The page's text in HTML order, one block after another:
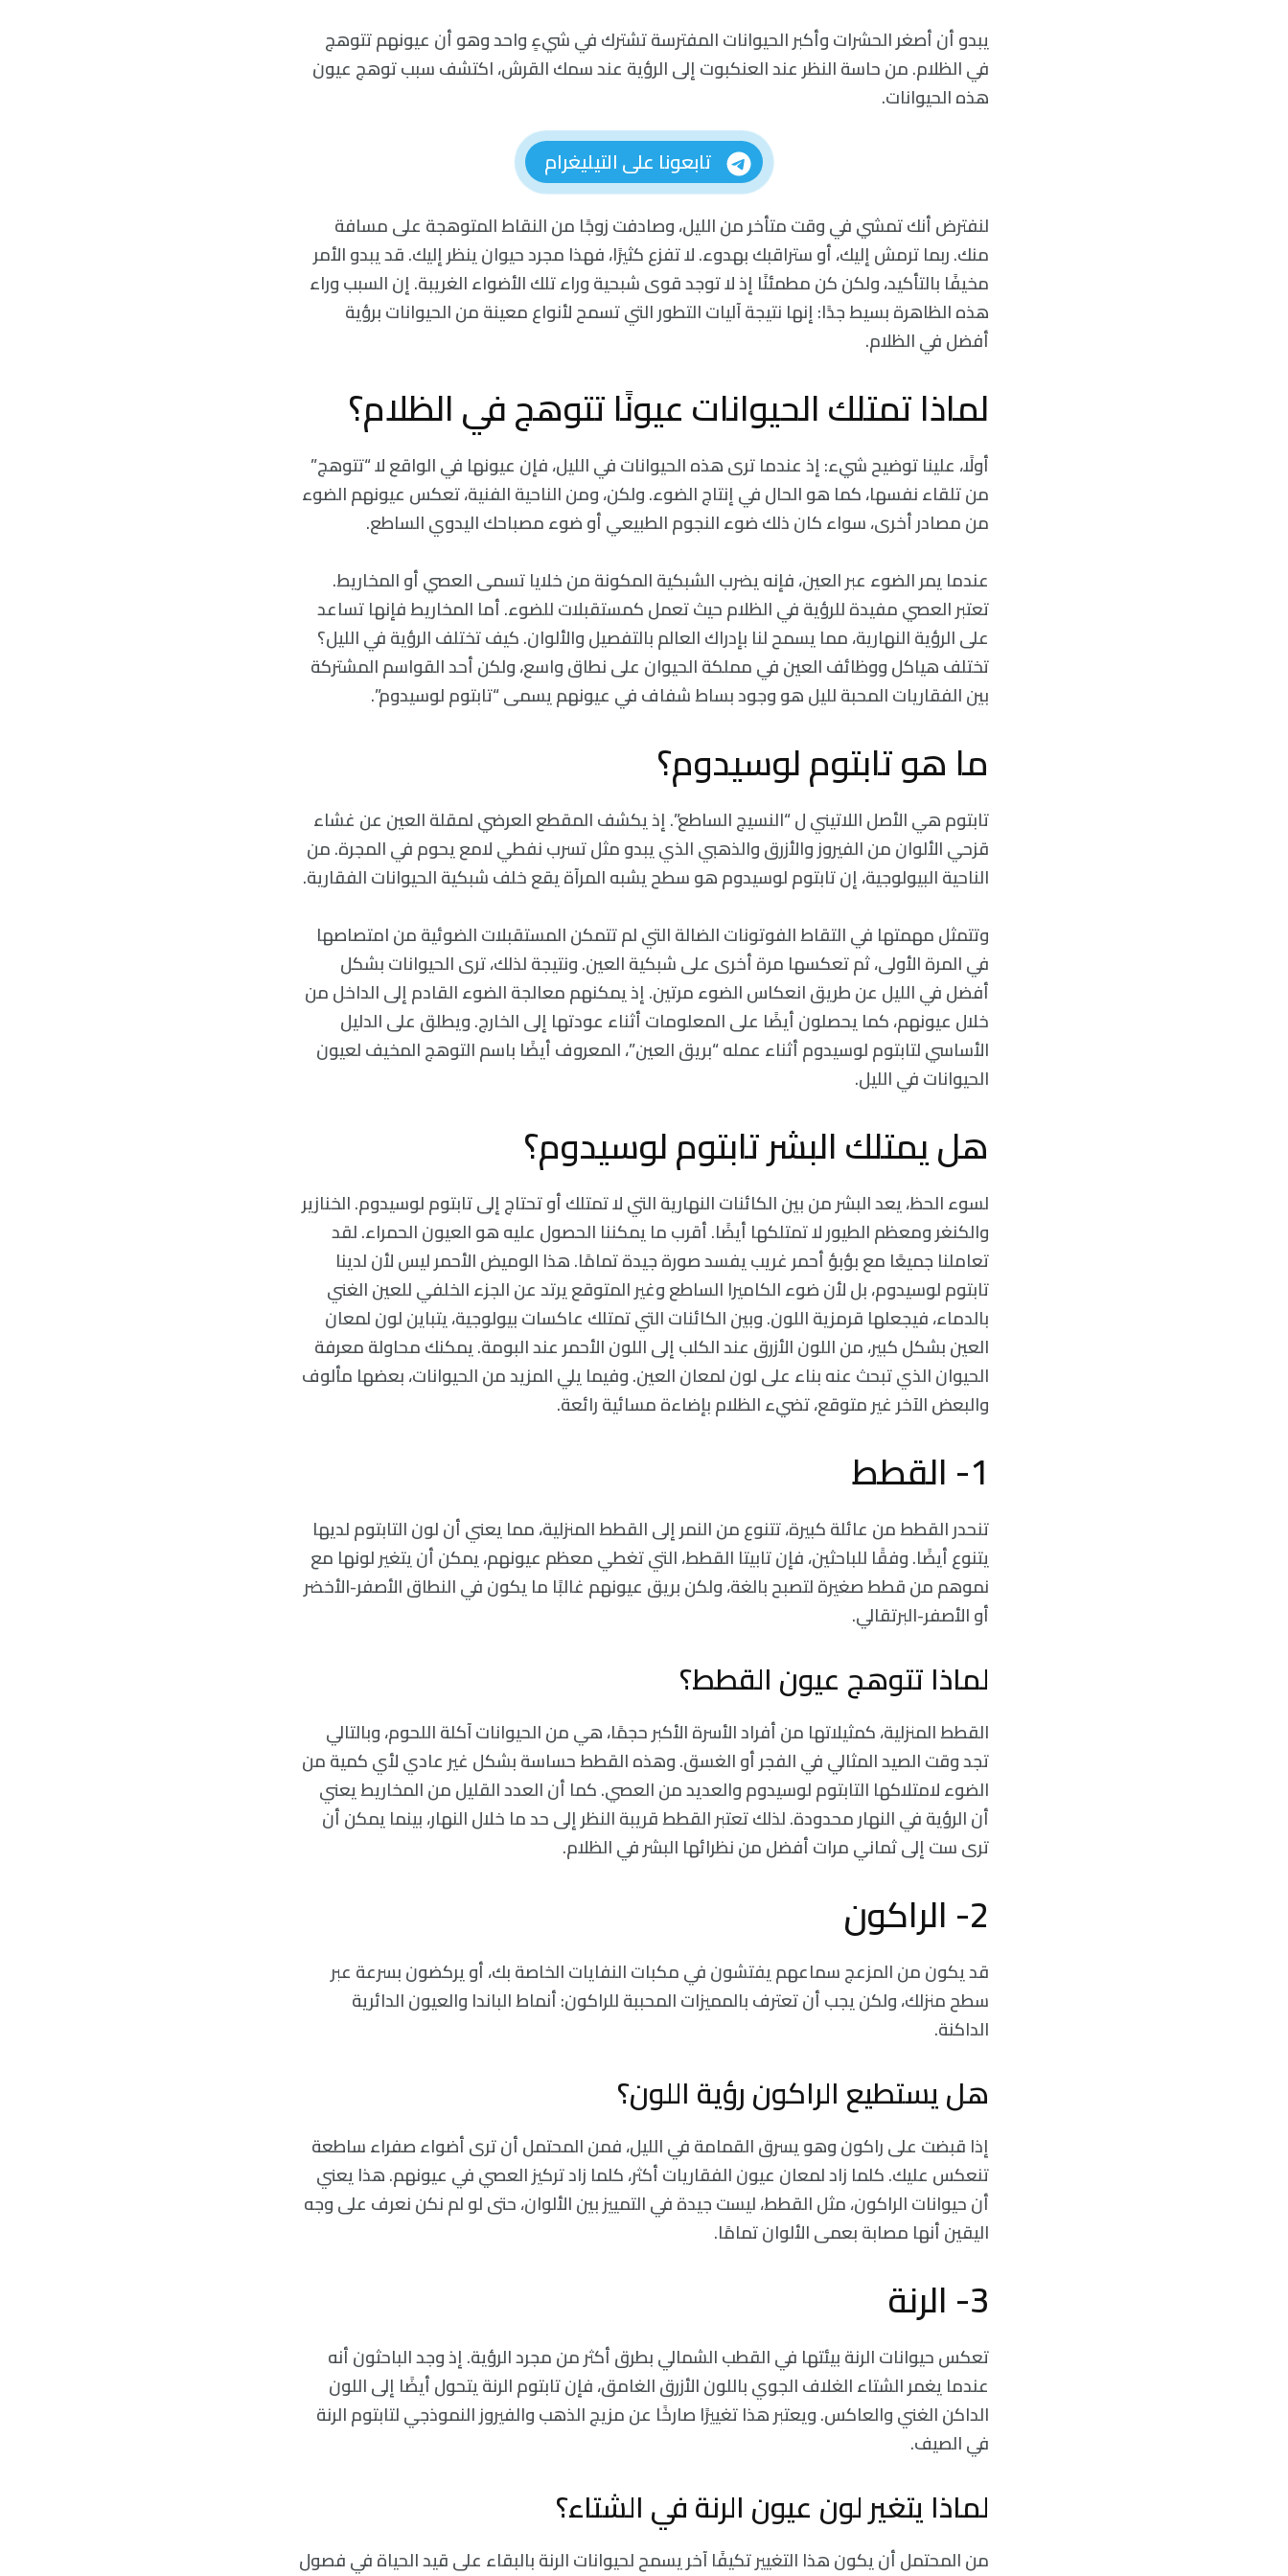
يبدو أن أصغر الحشرات وأكبر الحيوانات المفترسة تشترك في شيءٍ واحد وهو أن عيونهم تتوهج
في الظلام. من حاسة النظر عند العنكبوت إلى الرؤية عند سمك القرش، اكتشف سبب توهج عيون
هذه الحيوانات.
تابعونا على التيليغرام
لنفترض أنك تمشي في وقت متأخر من الليل، وصادفت زوجًا من النقاط المتوهجة على مسافة
منك. ربما ترمش إليك، أو ستراقبك بهدوء. لا تفزع كثيرًا، فهذا مجرد حيوان ينظر إليك. قد يبدو الأمر
مخيفًا بالتأكيد، ولكن كن مطمئنًا إذ لا توجد قوى شبحية وراء تلك الأضواء الغريبة. إن السبب وراء
هذه الظاهرة بسيط جدًا: إنها نتيجة آليات التطور التي تسمح لأنواع معينة من الحيوانات برؤية
أفضل في الظلام.
لماذا تمتلك الحيوانات عيونًا تتوهج في الظلام؟
أولًا، علينا توضيح شيء: إذ عندما ترى هذه الحيوانات في الليل، فإن عيونها في الواقع لا “تتوهج”
من تلقاء نفسها، كما هو الحال في إنتاج الضوء. ولكن، ومن الناحية الفنية، تعكس عيونهم الضوء
من مصادر أخرى، سواء كان ذلك ضوء النجوم الطبيعي أو ضوء مصباحك اليدوي الساطع.
عندما يمر الضوء عبر العين، فإنه يضرب الشبكية المكونة من خلايا تسمى العصي أو المخاريط.
تعتبر العصي مفيدة للرؤية في الظلام حيث تعمل كمستقبلات للضوء. أما المخاريط فإنها تساعد
على الرؤية النهارية، مما يسمح لنا بإدراك العالم بالتفصيل والألوان. كيف تختلف الرؤية في الليل؟
تختلف هياكل ووظائف العين في مملكة الحيوان على نطاق واسع، ولكن أحد القواسم المشتركة
بين الفقاريات المحبة لليل هو وجود بساط شفاف في عيونهم يسمى “تابتوم لوسيدوم”.
ما هو تابتوم لوسيدوم؟
تابتوم هي الأصل اللاتيني ل “النسيج الساطع”. إذ يكشف المقطع العرضي لمقلة العين عن غشاء
قزحي الألوان من الفيروز والأزرق والذهبي الذي يبدو مثل تسرب نفطي لامع يحوم في المجرة. من
الناحية البيولوجية، إن تابتوم لوسيدوم هو سطح يشبه المرآة يقع خلف شبكية الحيوانات الفقارية.
وتتمثل مهمتها في التقاط الفوتونات الضالة التي لم تتمكن المستقبلات الضوئية من امتصاصها
في المرة الأولى، ثم تعكسها مرة أخرى على شبكية العين. ونتيجة لذلك، ترى الحيوانات بشكل
أفضل في الليل عن طريق انعكاس الضوء مرتين. إذ يمكنهم معالجة الضوء القادم إلى الداخل من
خلال عيونهم، كما يحصلون أيضًا على المعلومات أثناء عودتها إلى الخارج. ويطلق على الدليل
الأساسي لتابتوم لوسيدوم أثناء عمله “بريق العين”، المعروف أيضًا باسم التوهج المخيف لعيون
الحيوانات في الليل.
هل يمتلك البشر تابتوم لوسيدوم؟
لسوء الحظ، يعد البشر من بين الكائنات النهارية التي لا تمتلك أو تحتاج إلى تابتوم لوسيدوم. الخنازير
والكنغر ومعظم الطيور لا تمتلكها أيضًا. أقرب ما يمكننا الحصول عليه هو العيون الحمراء. لقد
تعاملنا جميعًا مع بؤبؤ أحمر غريب يفسد صورة جيدة تمامًا. هذا الوميض الأحمر ليس لأن لدينا
تابتوم لوسيدوم، بل لأن ضوء الكاميرا الساطع وغير المتوقع يرتد عن الجزء الخلفي للعين الغني
بالدماء، فيجعلها قرمزية اللون. وبين الكائنات التي تمتلك عاكسات بيولوجية، يتباين لون لمعان
العين بشكل كبير، من اللون الأزرق عند الكلب إلى اللون الأحمر عند البومة. يمكنك محاولة معرفة
الحيوان الذي تبحث عنه بناء على لون لمعان العين. وفيما يلي المزيد من الحيوانات، بعضها مألوف
والبعض الآخر غير متوقع، تضيء الظلام بإضاءة مسائية رائعة.
1- القطط
تنحدر القطط من عائلة كبيرة، تتنوع من النمر إلى القطط المنزلية، مما يعني أن لون التابتوم لديها
يتنوع أيضًا. وفقًا للباحثين، فإن تابيتا القطط، التي تغطي معظم عيونهم، يمكن أن يتغير لونها مع
نموهم من قطط صغيرة لتصبح بالغة، ولكن بريق عيونهم غالبًا ما يكون في النطاق الأصفر-الأخضر
أو الأصفر-البرتقالي.
لماذا تتوهج عيون القطط؟
القطط المنزلية، كمثيلاتها من أفراد الأسرة الأكبر حجمًا، هي من الحيوانات آكلة اللحوم، وبالتالي
تجد وقت الصيد المثالي في الفجر أو الغسق. وهذه القطط حساسة بشكل غير عادي لأي كمية من
الضوء لامتلاكها التابتوم لوسيدوم والعديد من العصي. كما أن العدد القليل من المخاريط يعني
أن الرؤية في النهار محدودة. لذلك تعتبر القطط قريبة النظر إلى حد ما خلال النهار، بينما يمكن أن
ترى ست إلى ثماني مرات أفضل من نظرائها البشر في الظلام.
2- الراكون
قد يكون من المزعج سماعهم يفتشون في مكبات النفايات الخاصة بك، أو يركضون بسرعة عبر
سطح منزلك، ولكن يجب أن تعترف بالمميزات المحببة للراكون: أنماط الباندا والعيون الدائرية
الداكنة.
هل يستطيع الراكون رؤية اللون؟
إذا قبضت على راكون وهو يسرق القمامة في الليل، فمن المحتمل أن ترى أضواء صفراء ساطعة
تنعكس عليك. كلما زاد لمعان عيون الفقاريات أكثر، كلما زاد تركيز العصي في عيونهم. هذا يعني
أن حيوانات الراكون، مثل القطط، ليست جيدة في التمييز بين الألوان، حتى لو لم نكن نعرف على وجه
اليقين أنها مصابة بعمى الألوان تمامًا.
3- الرنة
تعكس حيوانات الرنة بيئتها في القطب الشمالي بطرق أكثر من مجرد الرؤية. إذ وجد الباحثون أنه
عندما يغمر الشتاء الغلاف الجوي باللون الأزرق الغامق، فإن تابتوم الرنة يتحول أيضًا إلى اللون
الداكن الغني والعاكس. ويعتبر هذا تغييرًا صارخًا عن مزيج الذهب والفيروز النموذجي لتابتوم الرنة
في الصيف.
لماذا يتغير لون عيون الرنة في الشتاء؟
من المحتمل أن يكون هذا التغيير تكيفًا آخر يسمح لحيوانات الرنة بالبقاء على قيد الحياة في فصول